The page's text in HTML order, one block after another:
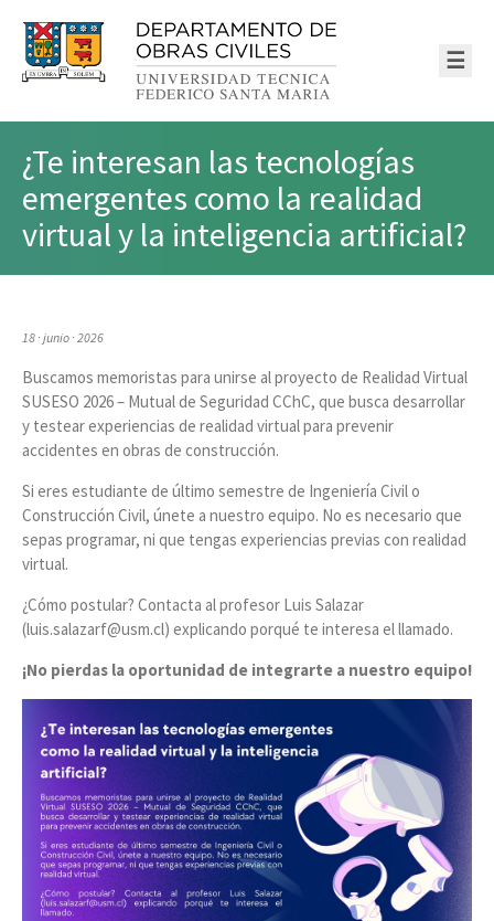
☰
¿Te interesan las tecnologías
emergentes como la realidad
virtual y la inteligencia artificial?
18 · junio · 2026
Buscamos memoristas para unirse al proyecto de Realidad Virtual
SUSESO 2026 – Mutual de Seguridad CChC, que busca desarrollar
y testear experiencias de realidad virtual para prevenir
accidentes en obras de construcción.
Si eres estudiante de último semestre de Ingeniería Civil o
Construcción Civil, únete a nuestro equipo. No es necesario que
sepas programar, ni que tengas experiencias previas con realidad
virtual.
¿Cómo postular? Contacta al profesor Luis Salazar
(luis.salazarf@usm.cl) explicando porqué te interesa el llamado.
¡No pierdas la oportunidad de integrarte a nuestro equipo!